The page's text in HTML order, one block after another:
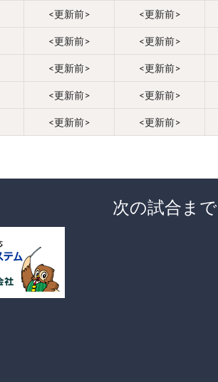
<更新前> <更新前>
<更新前> <更新前>
<更新前> <更新前>
<更新前> <更新前>
<更新前> <更新前>
次の試合まで